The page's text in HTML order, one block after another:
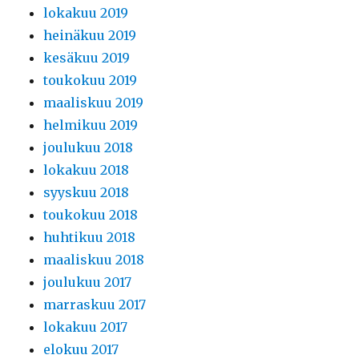
lokakuu 2019
heinäkuu 2019
kesäkuu 2019
toukokuu 2019
maaliskuu 2019
helmikuu 2019
joulukuu 2018
lokakuu 2018
syyskuu 2018
toukokuu 2018
huhtikuu 2018
maaliskuu 2018
joulukuu 2017
marraskuu 2017
lokakuu 2017
elokuu 2017